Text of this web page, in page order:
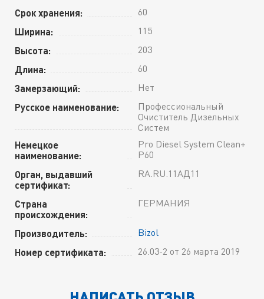
Срок хранения: 60
Ширина: 115
Высота: 203
Длина: 60
Замерзающий: Нет
Русское наименование:
Профессиональный
Очиститель Дизельных
Систем
Немецкое
наименование:
Pro Diesel System Clean+
P60
Орган, выдавший
сертификат:
RA.RU.11АД11
Страна
происхождения:
ГЕРМАНИЯ
Производитель: Bizol
Номер сертификата: 26.03-2 от 26 марта 2019